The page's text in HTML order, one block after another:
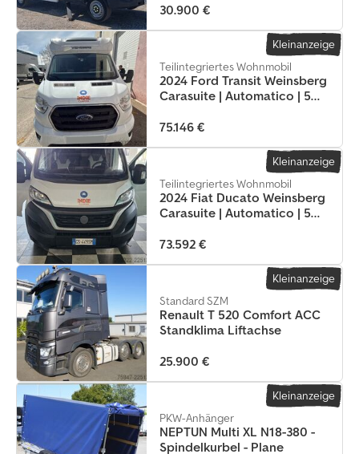
30.900 €
Teilintegriertes Wohnmobil
2024 Ford Transit Weinsberg
Carasuite | Automatico | 5
75.146 €
Kleinanzeige
Teilintegriertes Wohnmobil
2024 Fiat Ducato Weinsberg
Carasuite | Automatico | 5
73.592 €
Kleinanzeige
Standard SZM
Renault T 520 Comfort ACC
Standklima Liftachse
25.900 €
Kleinanzeige
PKW-Anhänger
NEPTUN Multi XL N18-380 -
Spindelkurbel - Plane
Kleinanzeige